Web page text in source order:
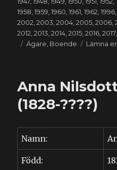
1958 ,1959 ,1960 ,1961 ,1962 ,1996
2002 ,2003 ,2004 ,2005 ,2006 ,
2012 ,2013 ,2014 ,2015 ,2016 ,2017
Etiketter
Ägare Boende Lämna
Anna
(1828-????)
Namn:
Född: